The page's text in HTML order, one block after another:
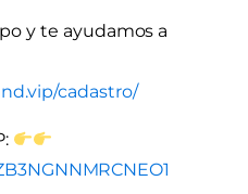
y te ayudamos a
cadastro/